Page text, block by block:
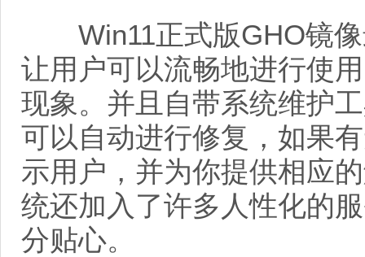
Win11正式版GHO镜像
让用户可以流畅地进行使
现象。并且自带系统维护
可以自动进行修复，如果
示用户，并为你提供相应
统还加入了许多人性化的
分贴心。